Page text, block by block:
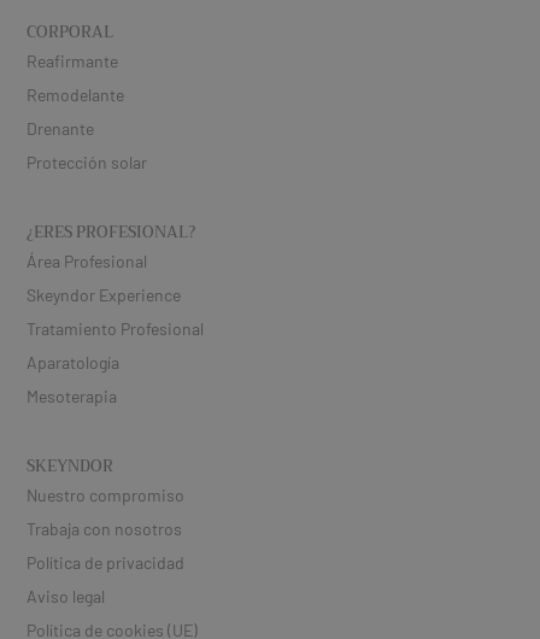
CORPORAL
Reafirmante
Remodelante
Drenante
Protección solar
¿ERES PROFESIONAL​?
Área Profesional
Skeyndor Experience
Tratamiento Profesional
Aparatología
Mesoterapia
SKEYNDOR
Nuestro compromiso
Trabaja con nosotros
Política de privacidad
Aviso legal
Política de cookies (UE)